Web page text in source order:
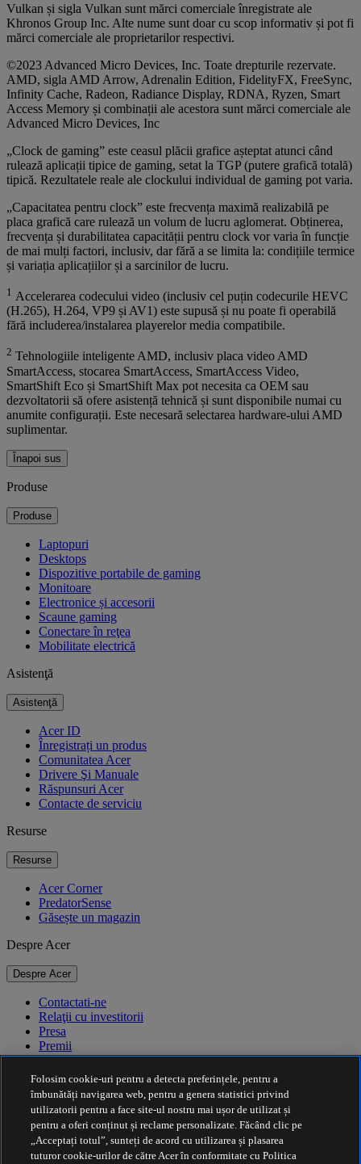
Vulkan și sigla Vulkan sunt mărci comerciale înregistrate ale
Khronos Group Inc. Alte nume sunt doar cu scop informativ și pot fi
mărci comerciale ale proprietarilor respectivi.
©2023 Advanced Micro Devices, Inc. Toate drepturile rezervate.
AMD, sigla AMD Arrow, Adrenalin Edition, FidelityFX, FreeSync,
Infinity Cache, Radeon, Radiance Display, RDNA, Ryzen, Smart
Access Memory și combinații ale acestora sunt mărci comerciale ale
Advanced Micro Devices, Inc
„Clock de gaming” este ceasul plăcii grafice așteptat atunci când
rulează aplicații tipice de gaming, setat la TGP (putere grafică totală)
tipică. Rezultatele reale ale clockului individual de gaming pot varia.
„Capacitatea pentru clock” este frecvența maximă realizabilă pe
placa grafică care rulează un volum de lucru aglomerat. Obținerea,
frecvența și durabilitatea capacității pentru clock vor varia în funcție
de mai mulți factori, inclusiv, dar fără a se limita la: condițiile termice
și variația aplicațiilor și a sarcinilor de lucru.
1 Accelerarea codecului video (inclusiv cel puțin codecurile HEVC
(H.265), H.264, VP9 și AV1) este supusă și nu poate fi operabilă
fără includerea/instalarea playerelor media compatibile.
2 Tehnologiile inteligente AMD, inclusiv placa video AMD
SmartAccess, stocarea SmartAccess, SmartAccess Video,
SmartShift Eco și SmartShift Max pot necesita ca OEM sau
dezvoltatorii să ofere asistență tehnică și sunt disponibile numai cu
anumite configurații. Este necesară selectarea hardware-ului AMD
suplimentar.
Înapoi sus
Produse
Produse
Laptopuri
Desktops
Dispozitive portabile de gaming
Monitoare
Electronice și accesorii
Scaune gaming
Conectare în reţea
Mobilitate electrică
Asistenţă
Asistenţă
Acer ID
Înregistrați un produs
Comunitatea Acer
Drivere Şi Manuale
Răspunsuri Acer
Contacte de serviciu
Resurse
Resurse
Acer Corner
PredatorSense
Găsește un magazin
Despre Acer
Despre Acer
Contactati-ne
Relaţii cu investitorii
Presa
Premii
Evenimente
Durabilitate
Durabilitate
Responsabilitate socială a corporației
Amprenta de carbon a produselor
Folosim cookie-uri pentru a detecta preferințele, pentru a
îmbunătăți navigarea web, pentru a genera statistici privind
utilizatorii pentru a face site-ul nostru mai ușor de utilizat și
pentru a oferi conținut și reclame personalizate. Făcând clic pe
„Acceptați totul”, sunteți de acord cu utilizarea și plasarea
tuturor cookie-urilor de către Acer în conformitate cu Politica